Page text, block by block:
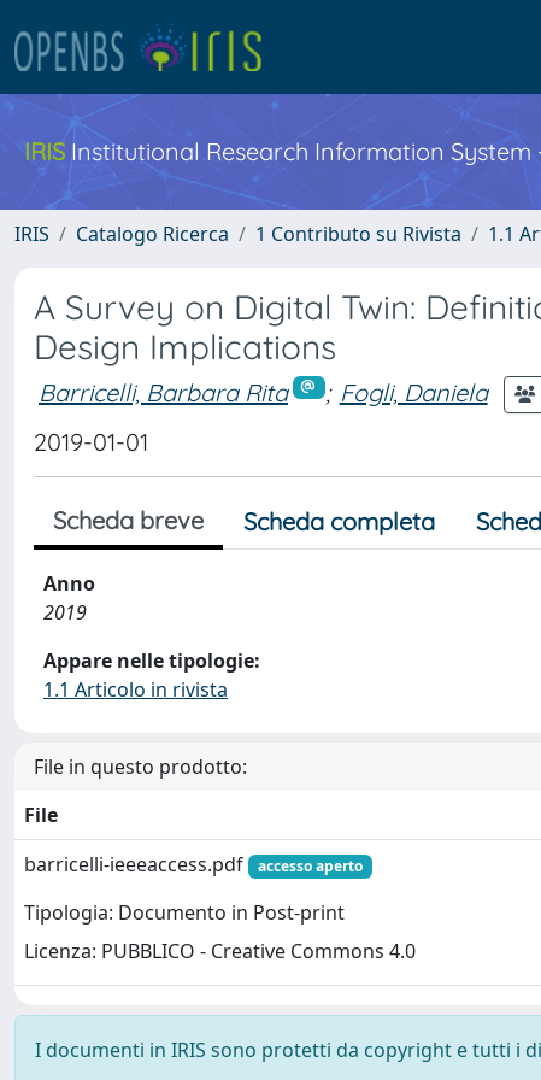
IRIS Institutional Research Information System
IRIS Catalogo Ricerca 1 Contributo su Rivista 1.1
A Survey on Digital Twin:
Design Implications
Barricelli, Barbara Rita ; Fogli, Daniela
2019-01-01
Scheda breve Scheda completa
Anno
2019
Appare nelle tipologie:
1.1 Articolo in rivista
File in questo prodotto:
File
barricelli-ieeeaccess.pdf
accesso aperto
Tipologia: Documento in Post-print
Licenza: PUBBLICO - Creative Commons 4.0
I documenti in IRIS sono protetti da copyright e tutti i